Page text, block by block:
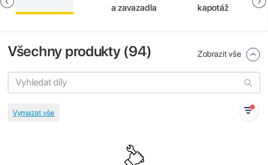
a zavazadla
kapotáž
Všechny produkty (94) Zobrazit vše